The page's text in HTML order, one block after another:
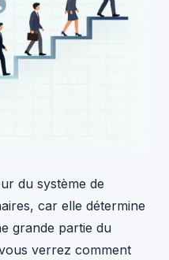
du système de
car elle détermine
grande partie du
verrez comment